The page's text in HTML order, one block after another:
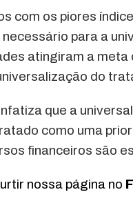
com os piores
para a
atingiram a
do
que a
como uma
financeiros são
nossa página no